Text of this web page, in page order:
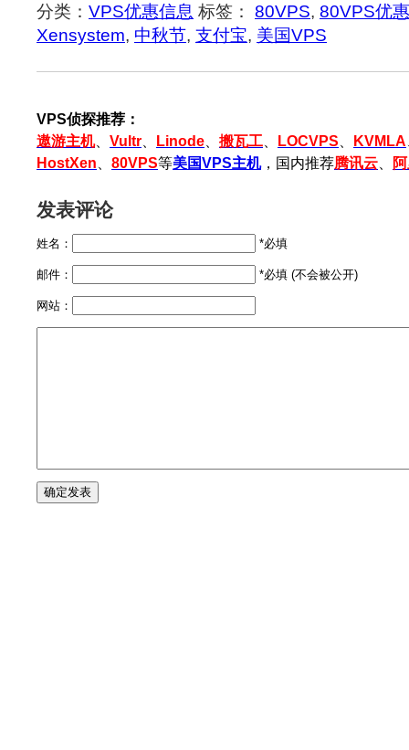
分类： VPS优惠信息 标签： 80VPS, 80VPS优
Xensystem, 中秋节, 支付宝, 美国VPS
VPS侦探推荐：
遨游主机、 Vultr Linode 搬瓦工 LOCVPS KVMLA
HostXen
80VPS等美国VPS主机，国内推荐腾讯云
发表评论
姓名： *必填
邮件： *必填 (不会被公开)
网站：